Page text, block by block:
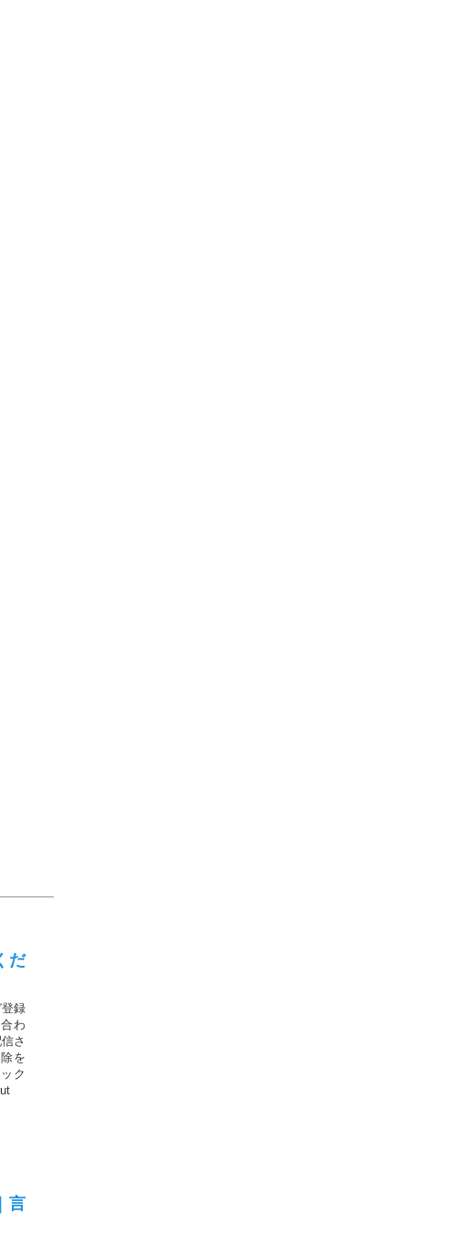
だ
録
わ
さ
を
ク
言